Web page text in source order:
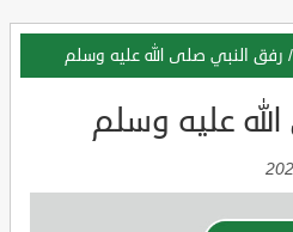
/ رفق النبي صلى الله عليه وسلم
عليه وسلم